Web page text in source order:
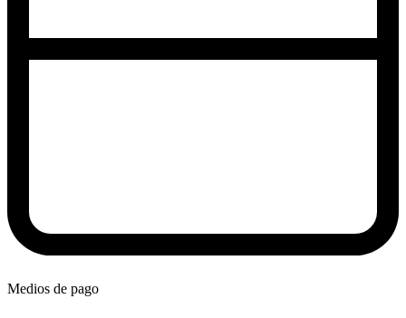
Medios de pago